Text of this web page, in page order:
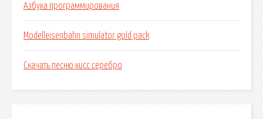
Азбука программирования
Modelleisenbahn simulator gold pack
Скачать песню кисс серебро